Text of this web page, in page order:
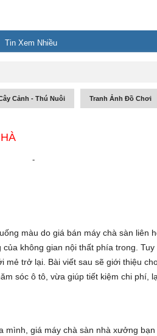
Tin Xem Nhiều
Cảnh - Thú Nuôi Tranh Ảnh Đồ Chơi
-
màu dogiá bán máy chà sàn liên
không gian nội thất phía trong.
trở lại. Bài viết sau sẽ giới thiệu
sóc ô tô, vừa giúp tiết kiệm chi phí,
mình,giá máy chà sàn nhà xưởng